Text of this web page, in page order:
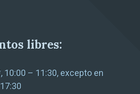
libres:
10:00 – 11:30, excepto en